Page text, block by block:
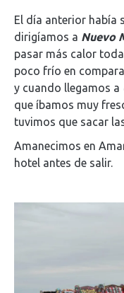
El día anterior había
dirigíamos a Nuevo
pasar más calor
poco frío en
y cuando llegamos a
que íbamos muy
tuvimos que sacar
Amanecimos en
hotel antes de salir.